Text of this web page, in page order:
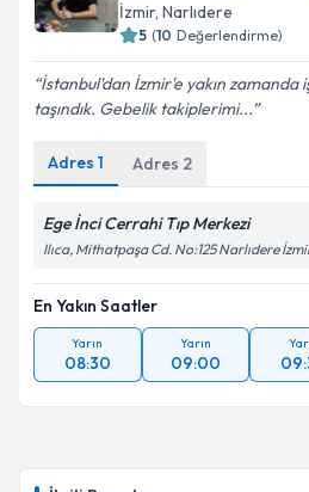
İzmir, Narlıdere
5 (10 Değerlendirme)
İstanbul'dan İzmir'e yakın zamanda
taşındık. Gebelik takiplerimi...
Adres 1 Adres 2
Ege İnci Cerrahi Tıp Merkezi
Ilıca, Mithatpaşa Cd. No:125 Narlıdere
En Yakın Saatler
Yarın
08:30
Yarın
09:00